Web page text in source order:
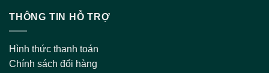
THÔNG TIN HỖ TRỢ
Hình thức thanh toán
Chính sách đổi hàng